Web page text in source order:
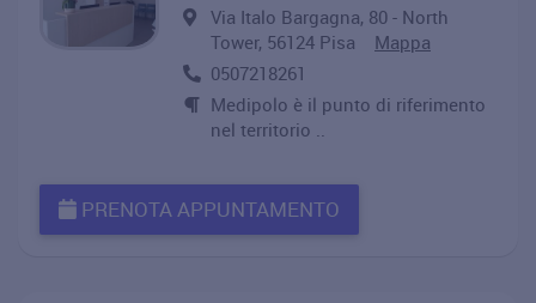
Via Italo Bargagna, 80 - North
Tower, 56124 Pisa Mappa
0507218261
Medipolo è il punto di riferimento
nel territorio ..
PRENOTA APPUNTAMENTO